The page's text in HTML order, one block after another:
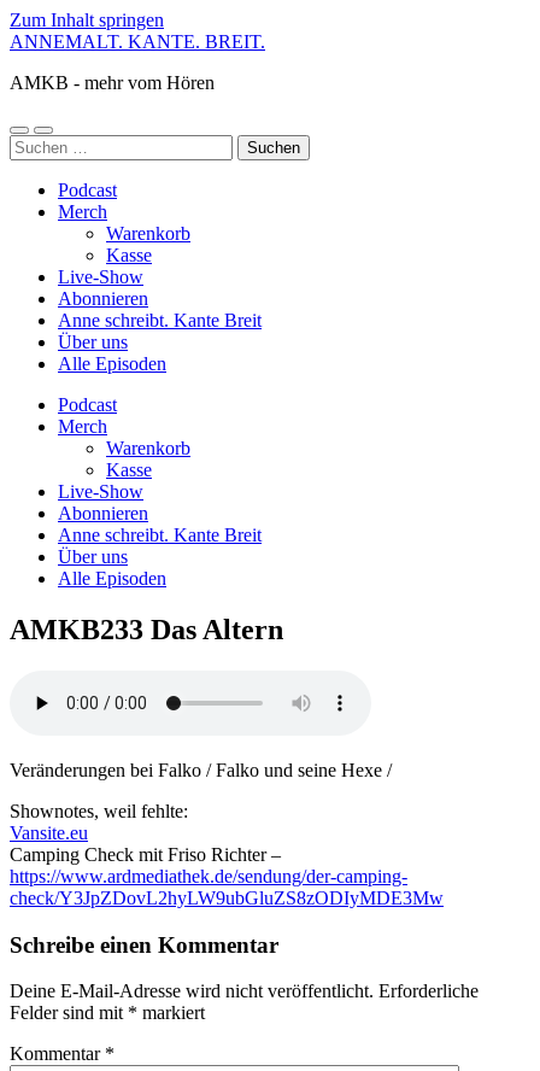
Zum Inhalt springen
ANNEMALT. KANTE. BREIT.
AMKB - mehr vom Hören
Mobile-
Menü
Suchfeld
ein-/ausblenden
Suchen
nach:
Podcast
Merch
Warenkorb
Kasse
Live-Show
Abonnieren
Anne schreibt. Kante Breit
Über uns
Alle Episoden
Podcast
Merch
Warenkorb
Kasse
Live-Show
Abonnieren
Anne schreibt. Kante Breit
Über uns
Alle Episoden
AMKB233 Das Altern
Veränderungen bei Falko / Falko und seine Hexe /
Shownotes, weil fehlte:
Vansite.eu
Camping Check mit Friso Richter –
https://www.ardmediathek.de/sendung/der-camping-
check/Y3JpZDovL2hyLW9ubGluZS8zODIyMDE3Mw
Schreibe einen Kommentar
Deine E-Mail-Adresse wird nicht veröffentlicht. Erforderliche
Felder sind mit * markiert
Kommentar *